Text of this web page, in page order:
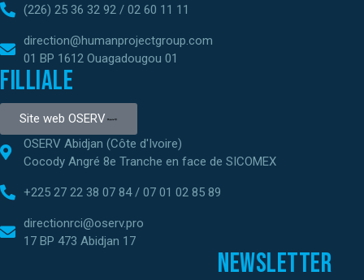
(226) 25 36 32 92 / 02 60 11 11
direction@humanprojectgroup.com
01 BP 1612 Ouagadougou 01
Filliale
Site web OSERV
OSERV Abidjan (Côte d'Ivoire)
Cocody Angré 8e Tranche en face de SICOMEX
+225 27 22 38 07 84 / 07 01 02 85 89
directionrci@oserv.pro
17 BP 473 Abidjan 17
Newsletter